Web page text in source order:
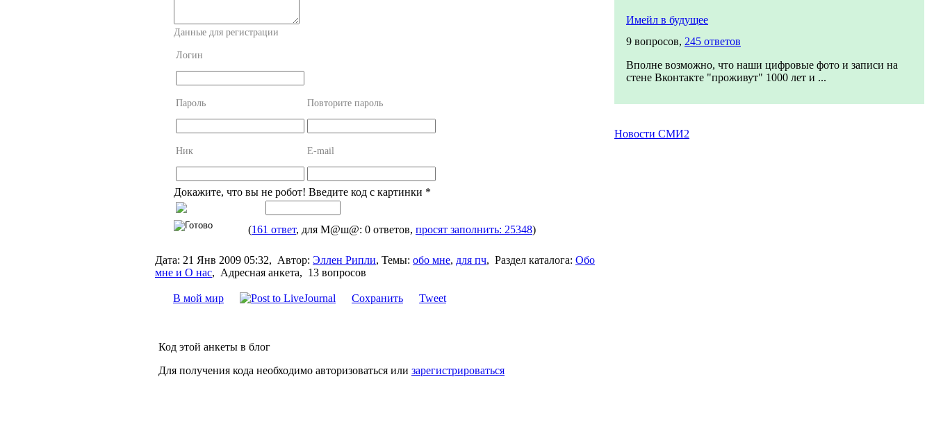
Данные для регистрации
Логин
Пароль Повторите пароль
Ник E-mail
Докажите, что вы не робот! Введите код с картинки *
(161 ответ, для М@ш@: 0 ответов, просят заполнить: 25348)
Дата: 21 Янв 2009 05:32, Автор: Эллен Рипли, Темы: обо мне, для пч, Раздел каталога: Обо
мне и О нас, Адресная анкета, 13 вопросов
В мой мир Сохранить Tweet
Код этой анкеты в блог
Для получения кода необходимо авторизоваться или зарегистрироваться
Имейл в будущее
9 вопросов, 245 ответов
Вполне возможно, что наши цифровые фото и записи на
стене Вконтакте "проживут" 1000 лет и ...
Новости СМИ2